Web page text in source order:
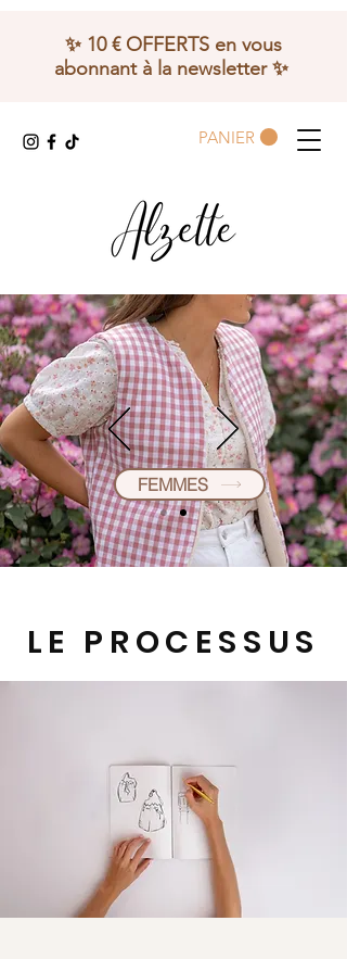
✨ 10 € OFFERTS en vous
abonnant à la newsletter ✨
PANIER
FEMMES
LE PROCESSUS